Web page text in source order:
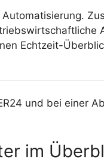
Echtzeit-
und bei einer
im